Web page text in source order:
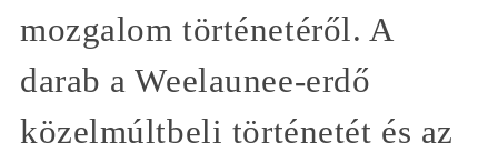
mozgalom történetéről. A
darab a Weelaunee-erdő
közelmúltbeli történetét és az